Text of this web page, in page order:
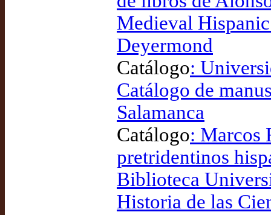
Medieval
Deyermond
Catálogo:
Catálogo de
Salamanca
Catálogo: Marcos
pretridentinos
Biblioteca
Historia de las